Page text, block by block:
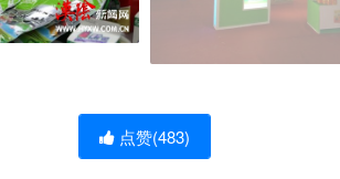
点赞(483)